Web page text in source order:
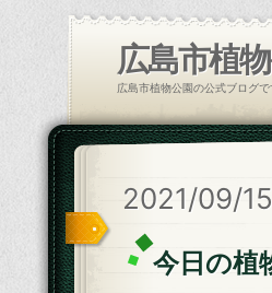
広島市植
広島市植物公園の公式ブログ
2021/09/15
今日の植